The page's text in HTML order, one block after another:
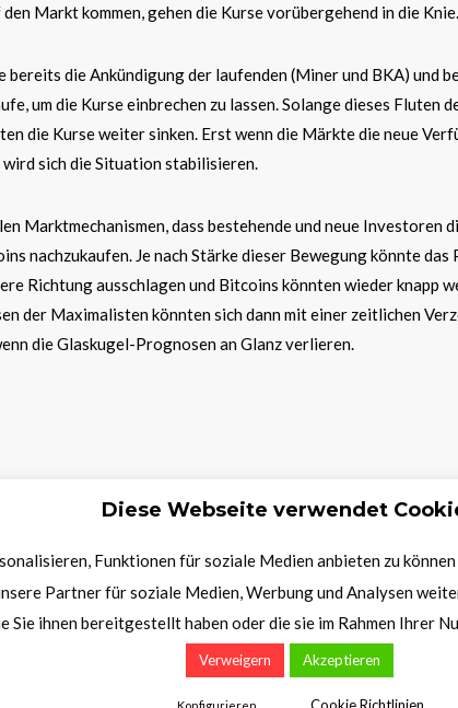
Markt kommen, gehen die Kurse vorübergehend in die Knie.
bereits die Ankündigung der laufenden (Miner und BKA) und
um die Kurse einbrechen zu lassen. Solange dieses Fluten
die Kurse weiter sinken. Erst wenn die Märkte die neue
sich die Situation stabilisieren.
Marktmechanismen, dass bestehende und neue Investoren
nachzukaufen. Je nach Stärke dieser Bewegung könnte
Richtung ausschlagen und Bitcoins könnten wieder knapp
der Maximalisten könnten sich dann mit einer zeitlichen
die Glaskugel-Prognosen an Glanz verlieren.
Diese Webseite verwendet
Funktionen für soziale Medien anbieten zu
Partner für soziale Medien, Werbung und Analysen
Sie ihnen bereitgestellt haben oder die sie im Rahmen Ihrer
Verweigern Akzeptieren